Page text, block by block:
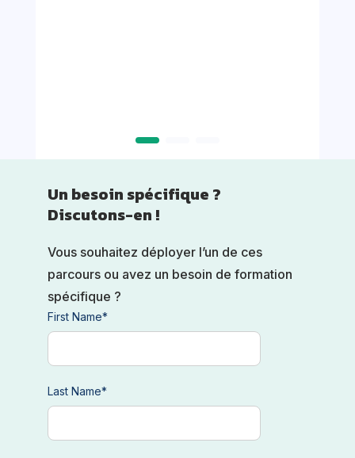
Un besoin spécifique ?
Discutons-en !
Vous souhaitez déployer l’un de ces
parcours ou avez un besoin de formation
spécifique ?
First Name*
Last Name*